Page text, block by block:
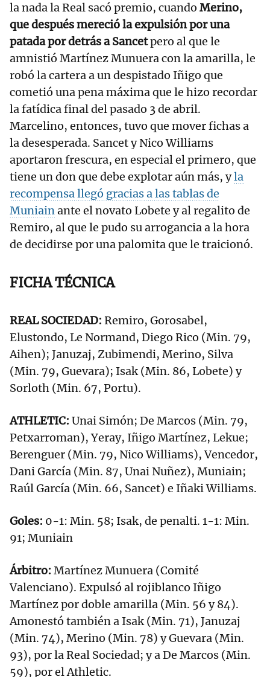
la nada la Real sacó premio, cuando Merino,
que después mereció la expulsión por una
patada por detrás a Sancetpero al que le
amnistió Martínez Munuera con la amarilla, le
robó la cartera a un despistado Iñigo que
cometió una pena máxima que le hizo recordar
la fatídica final del pasado 3 de abril.
Marcelino, entonces, tuvo que mover fichas a
la desesperada. Sancet y Nico Williams
aportaron frescura, en especial el primero, que
tiene un don que debe explotar aún más, yla
recompensa llegó gracias a las tablas de
Muniainante el novato Lobete y al regalito de
Remiro, al que le pudo su arrogancia a la hora
de decidirse por una palomita que le traicionó.
FICHA TÉCNICA
REAL SOCIEDAD: Remiro, Gorosabel,
Elustondo, Le Normand, Diego Rico (Min. 79,
Aihen); Januzaj, Zubimendi, Merino, Silva
(Min. 79, Guevara); Isak (Min. 86, Lobete) y
Sorloth (Min. 67, Portu).
ATHLETIC: Unai Simón; De Marcos (Min. 79,
Petxarroman), Yeray, Iñigo Martínez, Lekue;
Berenguer (Min. 79, Nico Williams), Vencedor,
Dani García (Min. 87, Unai Nuñez), Muniain;
Raúl García (Min. 66, Sancet) e Iñaki Williams.
Goles: 0-1: Min. 58; Isak, de penalti. 1-1: Min.
91; Muniain
Árbitro: Martínez Munuera (Comité
Valenciano). Expulsó al rojiblanco Iñigo
Martínez por doble amarilla (Min. 56 y 84).
Amonestó también a Isak (Min. 71), Januzaj
(Min. 74), Merino (Min. 78) y Guevara (Min.
93), por la Real Sociedad; y a De Marcos (Min.
59), por el Athletic.